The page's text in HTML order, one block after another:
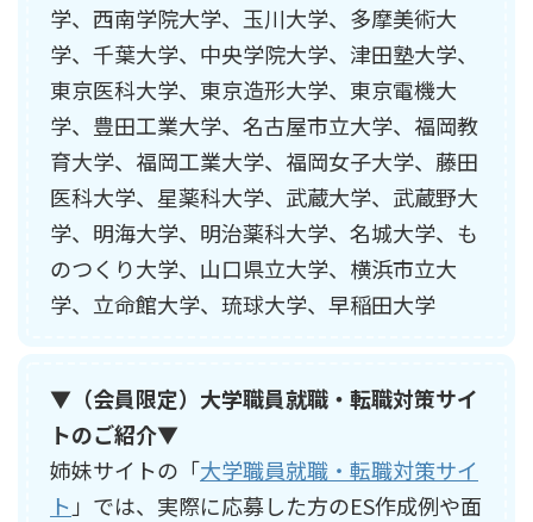
学、西南学院大学、玉川大学、多摩美術大
学、千葉大学、中央学院大学、津田塾大学、
東京医科大学、東京造形大学、東京電機大
学、豊田工業大学、名古屋市立大学、福岡教
育大学、福岡工業大学、福岡女子大学、藤田
医科大学、星薬科大学、武蔵大学、武蔵野大
学、明海大学、明治薬科大学、名城大学、も
のつくり大学、山口県立大学、横浜市立大
学、立命館大学、琉球大学、早稲田大学
▼（会員限定）大学職員就職・転職対策サイ
トのご紹介▼
姉妹サイトの「大学職員就職・転職対策サイ
ト 」では、実際に応募した方のES作成例や面